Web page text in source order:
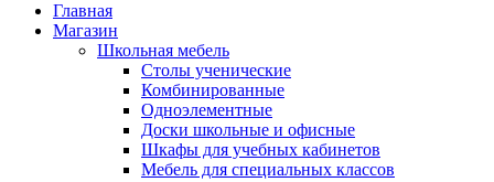
Главная
Магазин
Школьная мебель
Столы ученические
Комбинированные
Одноэлементные
Доски школьные и офисные
Шкафы для учебных кабинетов
Мебель для специальных классов